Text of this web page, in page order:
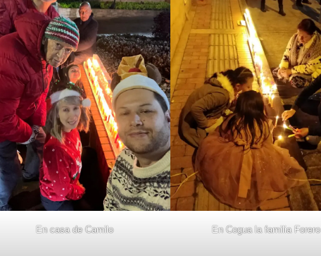
En casa de Camilo En Cogua la familia Forero